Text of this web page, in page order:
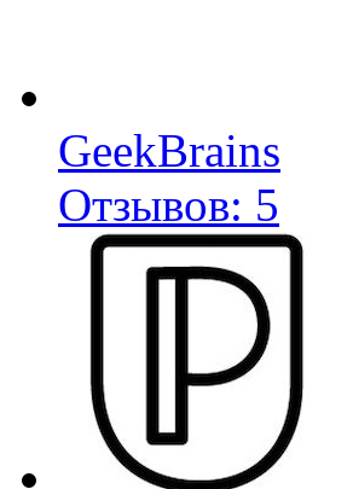
GeekBrains
Отзывов: 5